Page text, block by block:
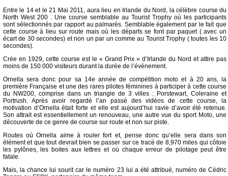
Entre le 14 et le 21 Mai 2011, aura lieu en Irlande du Nord, la célèbre course du
North West 200 . Une course semblable au Tourist Trophy où les participants
sont sélectionnés par rapport au palmarès. Semblable également par le fait que
cette course à lieu sur route mais où les départs se font par paquet ( avec un
écart de 30 secondes) et non un par un comme au Tourist Trophy ( toutes les 10
secondes).
Crée en 1929, cette course est le « Grand Prix » d’Irlande du Nord et attire pas
moins de 150.000 visiteurs durant la durée de l’évènement.
Ornella sera donc pour sa 14e année de compétition moto et à 20 ans, la
première Française et une des rares pilotes féminines à participer à cette course
du NW200, comprise dans un triangle de 3 villes : Porstewart, Coleraine et
Portrush. Après avoir regardé l’an passé des vidéos de cette course, la
motivation d’Ornella était forte et elle est aujourd’hui ravie d’avoir été retenue.
Son attrait est essentiellement un renouveau, une autre vue du sport Moto, une
découverte de ce genre de course sur route et non sur piste.
Routes où Ornella aime à rouler fort et, pense donc qu’elle sera dans son
élément et que tout devrait bien se passer sur ce tracé de 8,970 miles qui côtoie
les pylônes, les boites aux lettres et où chaque erreur de pilotage peut être
fatale.
Mais, la chance lui sourit car le numéro 23 lui a été attribué, numéro de Cédric